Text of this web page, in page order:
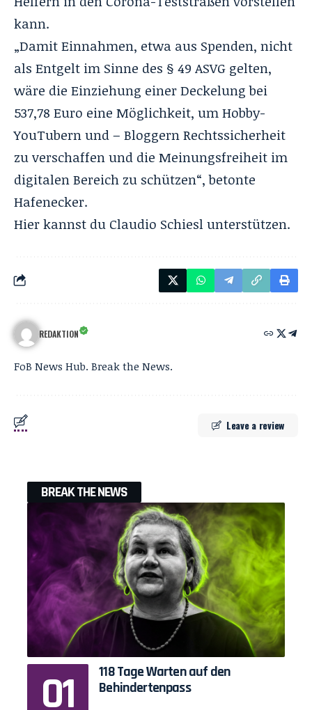
kann.
„Damit Einnahmen, etwa aus Spenden, nicht
als Entgelt im Sinne des § 49 ASVG gelten,
wäre die Einziehung einer Deckelung bei
537,78 Euro eine Möglichkeit, um Hobby-
YouTubern und – Bloggern Rechtssicherheit
zu verschaffen und die Meinungsfreiheit im
digitalen Bereich zu schützen“, betonte
Hafenecker.
Hier kannst du Claudio Schiesl unterstützen.
REDAKTION
FoB News Hub. Break the News.
Leave a review
BREAK THE NEWS
118 Tage Warten auf den
Behindertenpass